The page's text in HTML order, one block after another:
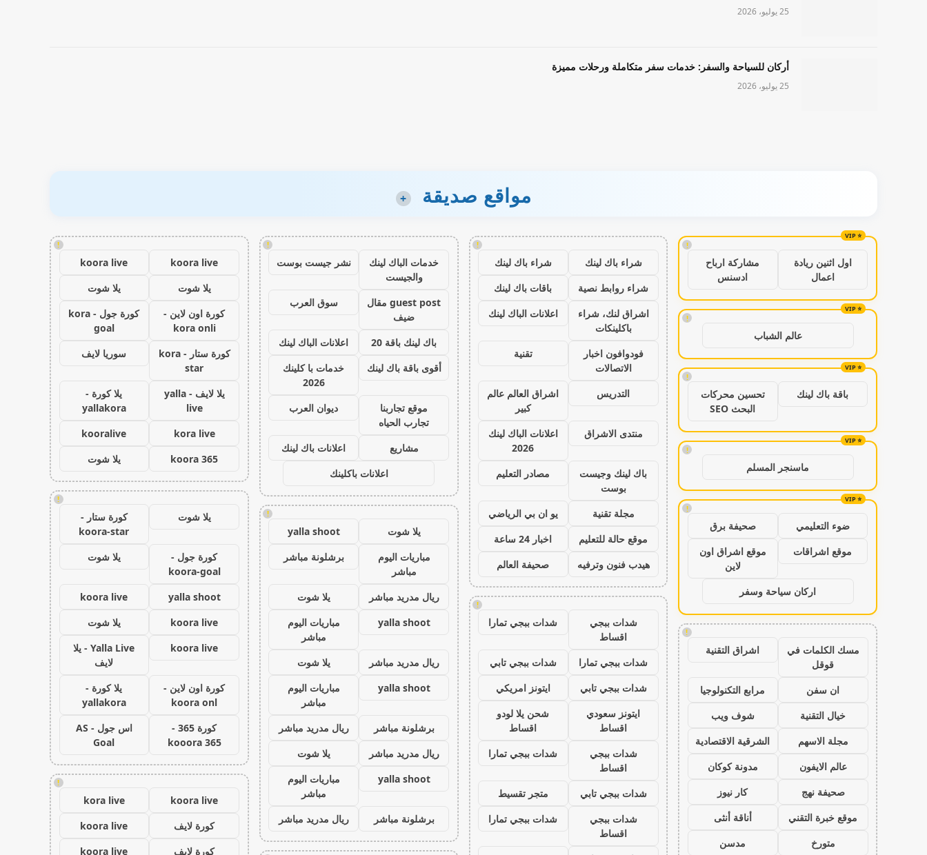
25 يوليو، 2026
أركان للسياحة والسفر: خدمات سفر متكاملة ورحلات مميزة
25 يوليو، 2026
مواقع صديقة +
!
اول اثنين ريادة
اعمال
مشاركة ارباح
ادسنس
!
عالم الشباب
!
باقة باك لينك
تحسين محركات
البحث SEO
!
ماسنجر المسلم
!
ضوء التعليمي
صحيفة برق
موقع اشراقات
موقع اشراق اون
لاين
اركان سياحة وسفر
!
مسك الكلمات في
قوقل
اشراق التقنية
ان سفن
مرابع التكنولوجيا
خيال التقنية
شوف ويب
مجلة الاسهم
الشرقية الاقتصادية
عالم الايفون
مدونة كوكان
صحيفة نهج
كار نيوز
موقع خبرة التقني
أناقة أنثى
متورخ
مدسن
!
شراء باك لينك
شراء باك لينك
شراء روابط نصية
باقات باك لينك
اشراق لنك، شراء
باكلينكات
اعلانات الباك لينك
فودوافون اخبار
الاتصالات
تقنية
التدريس
اشراق العالم عالم
كبير
منتدى الاشراق
اعلانات الباك لينك
2026
باك لينك وجيست
بوست
مصادر التعليم
مجلة تقنية
يو ان بي الرياضي
موقع حالة للتعليم
اخبار 24 ساعة
هيدب فنون وترفيه
صحيفة العالم
!
شدات ببجي
اقساط
شدات ببجي تمارا
شدات ببجي تمارا
شدات ببجي تابي
شدات ببجي تابي
ايتونز امريكي
ايتونز سعودي
اقساط
شحن يلا لودو
اقساط
شدات ببجي
اقساط
شدات ببجي تمارا
شدات ببجي تابي
متجر تقسيط
شدات ببجي
اقساط
شدات ببجي تمارا
!
خدمات الباك لينك
والجيست
نشر جيست بوست
guest post مقال
ضيف
سوق العرب
باك لينك باقة 20
اعلانات الباك لينك
أقوى باقة باك لينك
خدمات با كلينك
2026
موقع تجاربنا
تجارب الحياه
ديوان العرب
مشاريع
اعلانات باك لينك
اعلانات باكلينك
!
يلا شوت
yalla shoot
مباريات اليوم
مباشر
برشلونة مباشر
ريال مدريد مباشر
يلا شوت
yalla shoot
مباريات اليوم
مباشر
ريال مدريد مباشر
يلا شوت
yalla shoot
مباريات اليوم
مباشر
برشلونة مباشر
ريال مدريد مباشر
ريال مدريد مباشر
يلا شوت
yalla shoot
مباريات اليوم
مباشر
برشلونة مباشر
ريال مدريد مباشر
!
koora live
koora live
يلا شوت
يلا شوت
كورة اون لاين -
kora onli
كورة جول - kora
goal
كورة ستار - kora
star
سوريا لايف
يلا لايف - yalla
live
يلا كورة -
yallakora
kora live
kooralive
koora 365
يلا شوت
!
يلا شوت
كورة ستار -
koora-star
كورة جول -
koora-goal
يلا شوت
yalla shoot
koora live
koora live
يلا شوت
koora live
Yalla Live - يلا
لايف
كورة اون لاين -
koora onl
يلا كورة -
yallakora
كورة 365 -
kooora 365
اس جول - AS
Goal
!
koora live
kora live
كورة لايف
koora live
كورة لايف
koora live